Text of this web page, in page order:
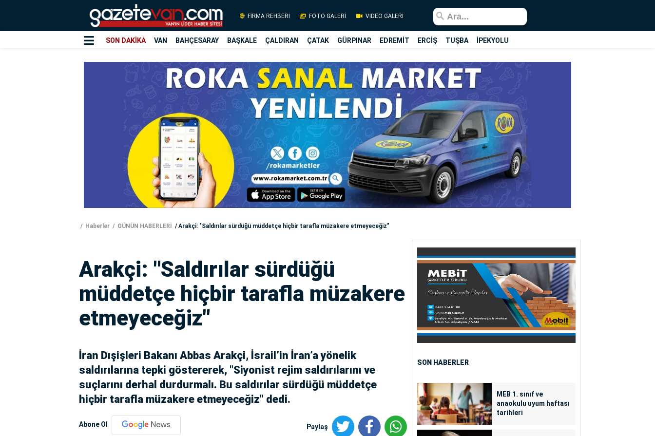
FİRMA REHBERİ FOTO GALERİ VİDEO GALERİ
SON DAKİKA VAN BAHÇESARAY BAŞKALE ÇALDIRAN ÇATAK GÜRPINAR EDREMİT ERCİŞ TUŞBA İPEKYOLU
Haberler GÜNÜN HABERLERİ Arakçi: "Saldırılar sürdüğü müddetçe hiçbir tarafla müzakere etmeyeceğiz"
Arakçi: "Saldırılar sürdüğü
müddetçe hiçbir tarafla müzakere
etmeyeceğiz"
İran Dışişleri Bakanı Abbas Arakçi, İsrail’in İran’a yönelik
saldırılarına tepki göstererek, "Siyonist rejim saldırılarını ve
suçlarını derhal durdurmalı. Bu saldırılar sürdüğü müddetçe
hiçbir tarafla müzakere etmeyeceğiz" dedi.
Abone Ol Paylaş
SON HABERLER
MEB 1. sınıf ve
anaokulu uyum haftası
tarihleri